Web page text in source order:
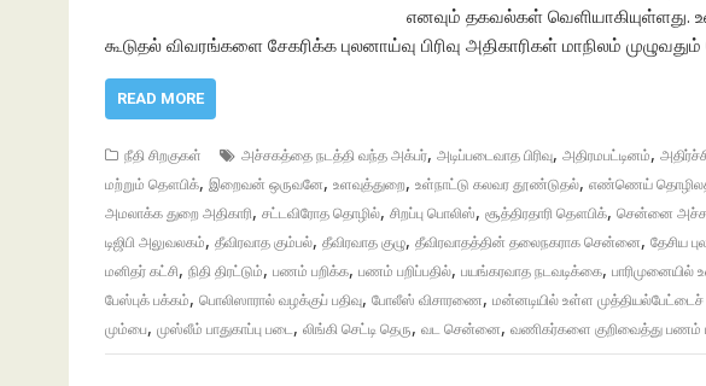
எனவும் தகவல்கள் வெளியாகியுள்ளது.
கூடுதல் விவரங்களை சேகரிக்க புலனாய்வு பிரிவு அதிகாரிகள் மாநிலம்
READ MORE
நீதி சிறகுகள் அச்சகத்தை நடத்தி வந்த அக்பர், அடிப்படைவாத பிரிவு, அதிரமபட்டினம்,
மற்றும் தௌபிக், இறைவன் ஒருவனே, உளவுத்துறை, உள்நாட்டு கலவர தூண்டுதல், எண்ணெய்
அமலாக்க துறை அதிகாரி, சட்டவிரோத தொழில், சிறப்பு பொலிஸ், சூத்திரதாரி தௌபிக், சென்னை
டிஜிபி அலுவலகம், தீவிரவாத கும்பல், தீவிரவாத குழு, தீவிரவாதத்தின் தலைநகராக சென்னை, தேசிய
மனிதர் கட்சி, நிதி திரட்டும், பணம் பறிக்க, பணம் பறிப்பதில், பயங்கரவாத நடவடிக்கை, பாரிமுனையில்
பேஸ்புக் பக்கம், பொலிஸாரால் வழக்குப் பதிவு, போலீஸ் விசாரணை, மன்னடியில் உள்ள
மும்பை, முஸ்லீம் பாதுகாப்பு படை, லிங்கி செட்டி தெரு, வட சென்னை, வணிகர்களை குறிவைத்து பணம்